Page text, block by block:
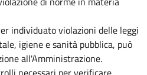
individuato violazioni delle leggi
igiene e sanità pubblica, può
all'Amministrazione.